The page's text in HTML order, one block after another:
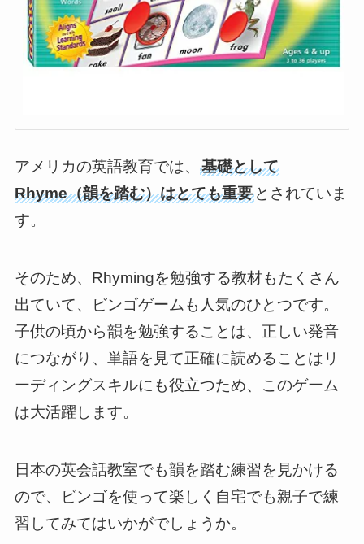
アメリカの英語教育では、 基礎として
Rhyme（韻を踏む）はとても重要とされていま
す。
そのため、Rhymingを勉強する教材もたくさん
出ていて、ビンゴゲームも人気のひとつです。
子供の頃から韻を勉強することは、正しい発音
につながり、単語を見て正確に読めることはリ
ーディングスキルにも役立つため、このゲーム
は大活躍します。
日本の英会話教室でも韻を踏む練習を見かける
ので、ビンゴを使って楽しく自宅でも親子で練
習してみてはいかがでしょうか。